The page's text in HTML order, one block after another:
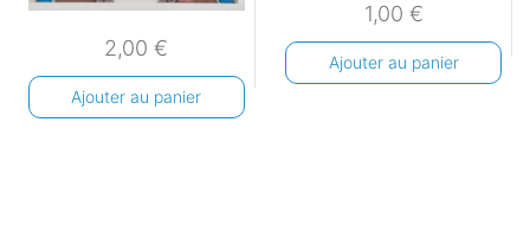
2,00€
Ajouter au panier
1,00 €
Ajouter au panier